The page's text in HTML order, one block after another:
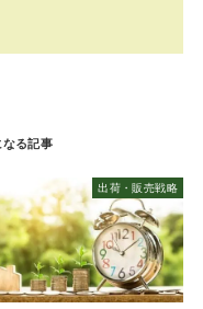
出荷・販売戦略